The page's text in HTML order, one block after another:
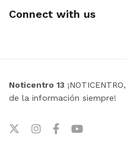
Connect with us
Noticentro 13
de la información siempre!